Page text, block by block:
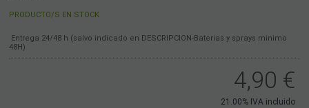
PRODUCTO/S EN STOCK
Entrega 24/48 h (salvo indicado en DESCRIPCION-Baterias y sprays minimo
48H)
4,90 €
21.00% IVA incluido